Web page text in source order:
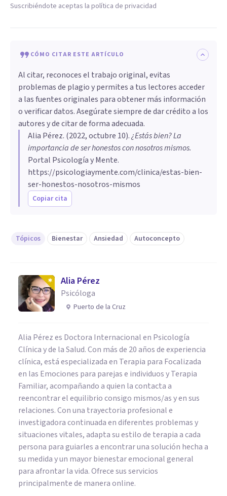
Suscribiéndote aceptas la política de privacidad
CÓMO CITAR ESTE ARTÍCULO
Al citar, reconoces el trabajo original, evitas
problemas de plagio y permites a tus lectores acceder
a las fuentes originales para obtener más información
o verificar datos. Asegúrate siempre de dar crédito a los
autores y de citar de forma adecuada.
Alia Pérez. (2022, octubre 10).¿Estás bien? La
importancia de ser honestos con nosotros mismos.
Portal Psicología y Mente.
https://psicologiaymente.com/clinica/estas-bien-
ser-honestos-nosotros-mismos
Copiar cita
Tópicos Bienestar Ansiedad Autoconcepto
Alia Pérez
Psicóloga
Puerto de la Cruz
Alia Pérez es Doctora Internacional en Psicología
Clínica y de la Salud. Con más de 20 años de experiencia
clínica, está especializada en Terapia para Focalizada
en las Emociones para parejas e individuos y Terapia
Familiar, acompañando a quien la contacta a
reencontrar el equilibrio consigo mismos/as y en sus
relaciones. Con una trayectoria profesional e
investigadora continuada en diferentes problemas y
situaciones vitales, adapta su estilo de terapia a cada
persona para guiarles a encontrar una solución hecha a
su medida y un mayor bienestar emocional general
para afrontar la vida. Ofrece sus servicios
principalmente de manera online.